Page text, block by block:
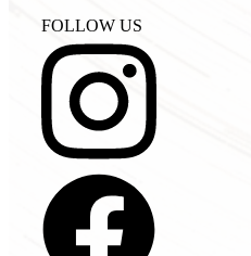
FOLLOW US